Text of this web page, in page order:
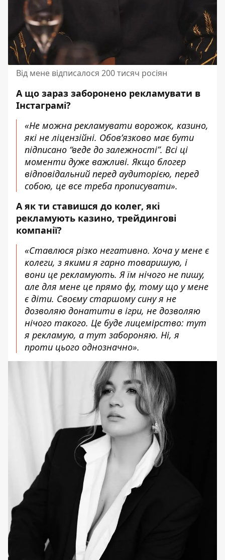
Від мене відписалося 200 тисяч росіян
А що зараз заборонено рекламувати в
Інстаграмі?
«Не можна рекламувати ворожок, казино,
які не ліцензійні. Обов’язково має бути
підписано “веде до залежності”. Всі ці
моменти дуже важливі. Якщо блогер
відповідальний перед аудиторією, перед
собою, це все треба прописувати».
А як ти ставишся до колег, які
рекламують казино, трейдингові
компанії?
«Ставлюся різко негативно. Хоча у мене є
колеги, з якими я гарно товаришую, і
вони це рекламують. Я їм нічого не пишу,
але для мене це прямо фу, тому що у мене
є діти. Своєму старшому сину я не
дозволяю донатити в ігри, не дозволяю
нічого такого. Це буде лицемірство: тут
я рекламую, а тут забороняю. Ні, я
проти цього однозначно».